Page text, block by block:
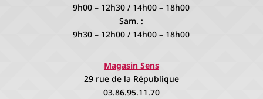
9h00 – 12h30 / 14h00 – 18h00
Sam. :
9h30 – 12h00 / 14h00 – 18h00
Magasin Sens
29 rue de la République
03.86.95.11.70